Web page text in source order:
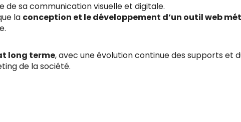
de sa communication visuelle et digitale.
la conception et le développement d’un outil web
long terme, avec une évolution continue des supports et
de la société.